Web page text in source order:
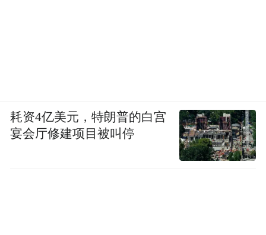
耗资4亿美元，特朗普的白宫
宴会厅修建项目被叫停